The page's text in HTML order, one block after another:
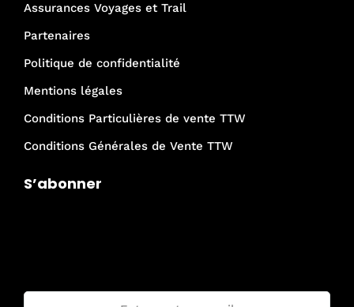
Assurances Voyages et Trail
Partenaires
Politique de confidentialité
Mentions légales
Conditions Particulières de vente TTW
Conditions Générales de Vente TTW
S’abonner